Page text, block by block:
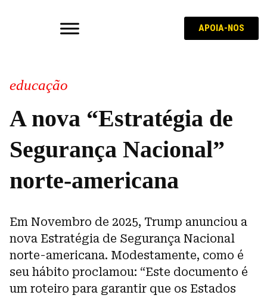
APOIA-NOS
educação
A nova “Estratégia de
Segurança Nacional”
norte-americana
Em Novembro de 2025, Trump anunciou a
nova Estratégia de Segurança Nacional
norte-americana. Modestamente, como é
seu hábito proclamou: “Este documento é
um roteiro para garantir que os Estados